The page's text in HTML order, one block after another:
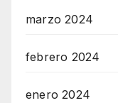
marzo 2024
febrero 2024
enero 2024